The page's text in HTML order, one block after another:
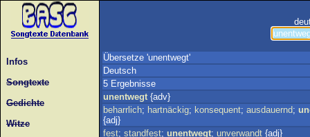
Infos
Songtexte
Gedichte
Witze
Übersetze 'unentwegt'
Deutsch
5 Ergebnisse
unentwegt {adv}
beharrlich; hartnäckig; konsequent; ausdauernd;
{adj}
fest; standfest; unentwegt; unverwandt {adj}